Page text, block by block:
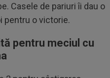
Casele de pariuri îi dau o
pentru o victorie.
pentru meciul cu